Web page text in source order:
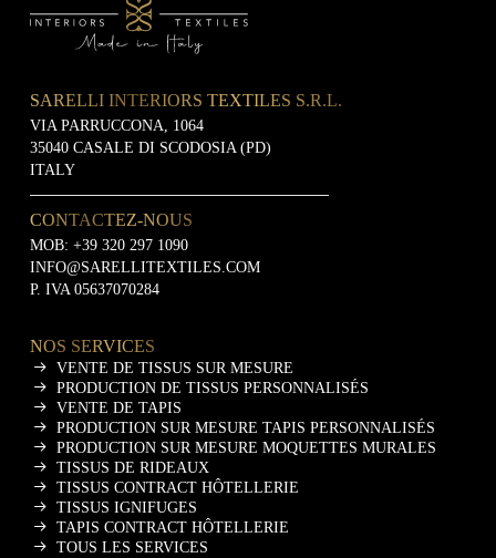
SARELLI INTERIORS TEXTILES S.R.L.
VIA PARRUCCONA, 1064
35040 CASALE DI SCODOSIA (PD)
ITALY
CONTACTEZ-NOUS
MOB: +39 320 297 1090
INFO@SARELLITEXTILES.COM
P. IVA 05637070284
NOS SERVICES
VENTE DE TISSUS SUR MESURE
PRODUCTION DE TISSUS PERSONNALISÉS
VENTE DE TAPIS
PRODUCTION SUR MESURE TAPIS PERSONNALISÉS
PRODUCTION SUR MESURE MOQUETTES MURALES
TISSUS DE RIDEAUX
TISSUS CONTRACT HÔTELLERIE
TISSUS IGNIFUGES
TAPIS CONTRACT HÔTELLERIE
TOUS LES SERVICES